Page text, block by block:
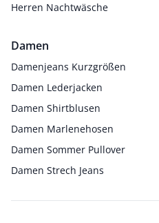
Herren Nachtwäsche
Damen
Damenjeans Kurzgrößen
Damen Lederjacken
Damen Shirtblusen
Damen Marlenehosen
Damen Sommer Pullover
Damen Strech Jeans